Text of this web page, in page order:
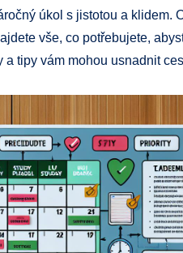
úkol s jistotou a klidem.
vše, co potřebujete,
tipy vám mohou usnadnit